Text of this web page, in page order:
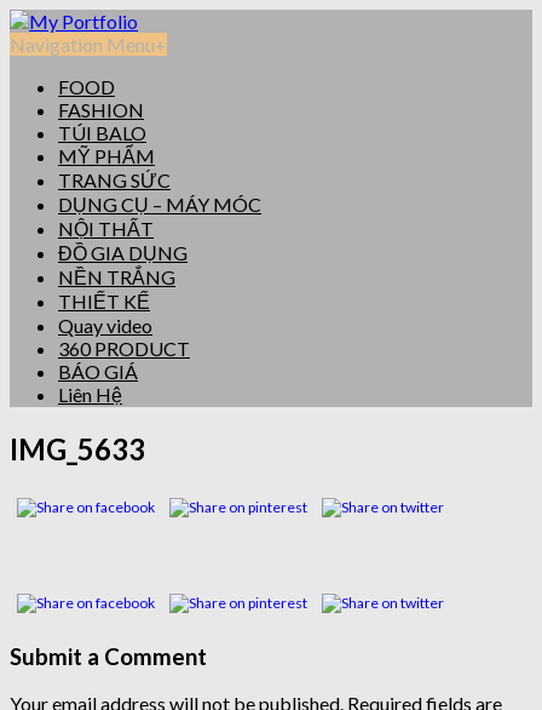
Navigation Menu+
FOOD
FASHION
TÚI BALO
MỸ PHẨM
TRANG SỨC
DỤNG CỤ – MÁY MÓC
NỘI THẤT
ĐỒ GIA DỤNG
NỀN TRẮNG
THIẾT KẾ
Quay video
360 PRODUCT
BÁO GIÁ
Liên Hệ
IMG_5633
Submit a Comment
Your email address will not be published. Required fields are